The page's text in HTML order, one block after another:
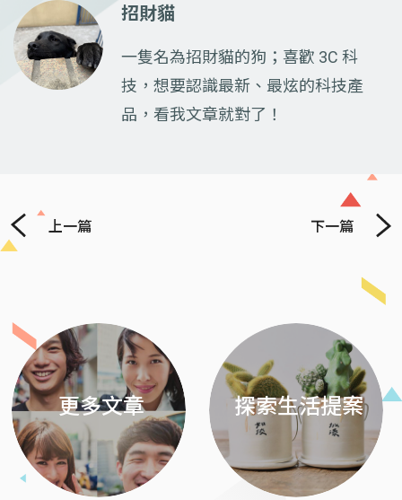
招財貓
一隻名為招財貓的狗；喜歡 3C 科
技，想要認識最新、最炫的科技產
品，看我文章就對了！
上一篇 下一篇
Previous
更多文章 探索生活提案